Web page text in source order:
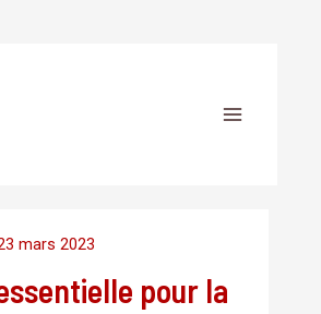
Menu
mars 2023
pour la